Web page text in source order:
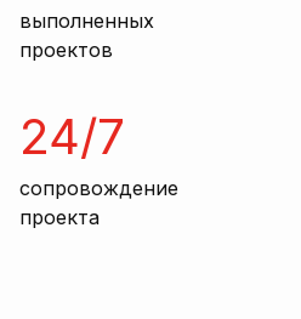
выполненных
проектов
24/7
сопровождение
проекта